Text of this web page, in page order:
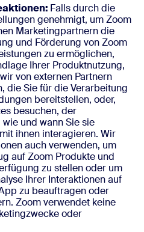
Falls durch die
genehmigt, um Zoom
Marketingpartnern die
und Förderung von Zoom
zu ermöglichen,
Ihrer Produktnutzung,
von externen Partnern
die Sie für die Verarbeitung
bereitstellen, oder,
besuchen, der
und wann Sie sie
ihnen interagieren. Wir
auch verwenden, um
auf Zoom Produkte und
zu stellen oder um
Ihrer Interaktionen auf
zu beauftragen oder
Zoom verwendet keine
oder